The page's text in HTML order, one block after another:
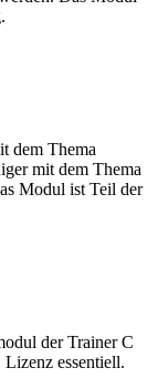
dem Thema
mit dem Thema
Modul ist Teil der
der Trainer C
essentiell.